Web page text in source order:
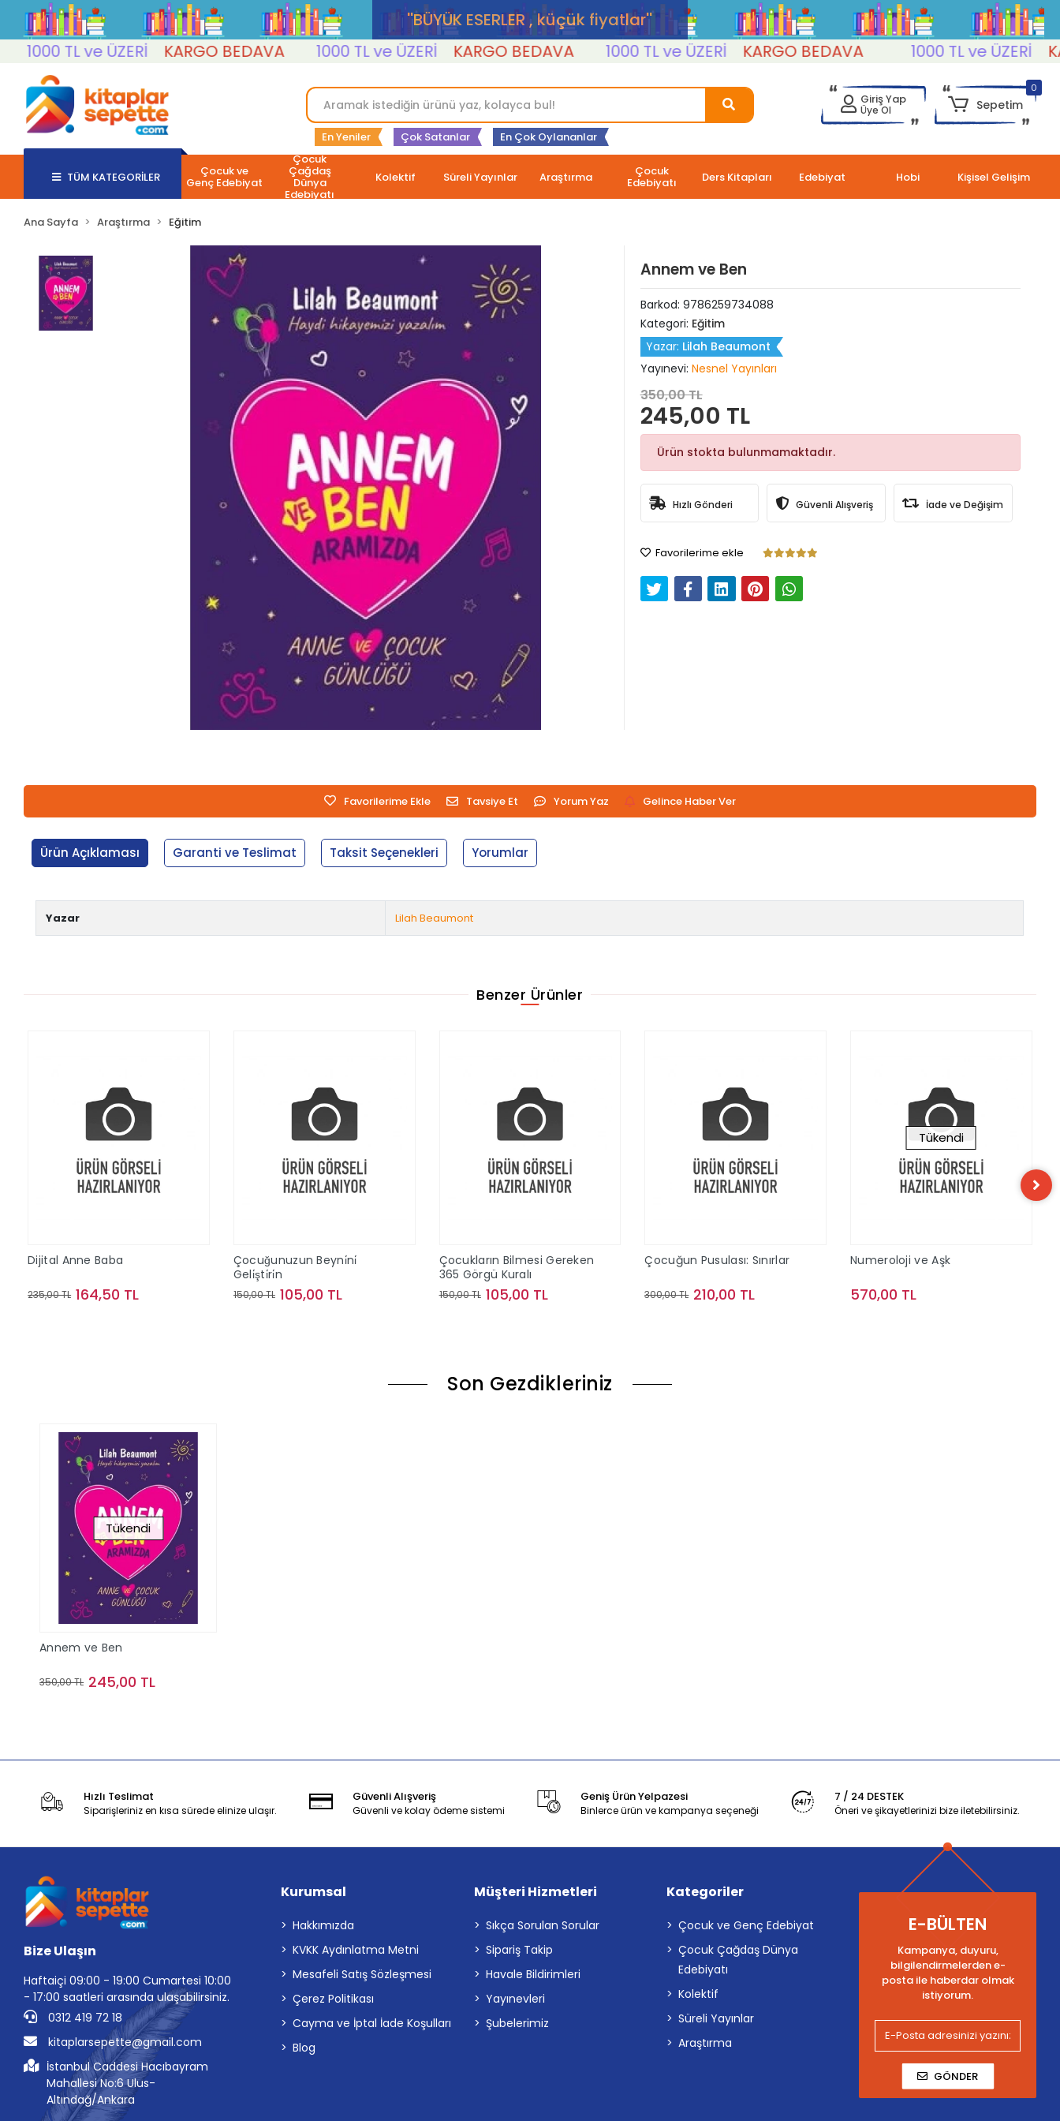
''BÜYÜK ESERLER , küçük fiyatlar''
TL ve ÜZERİ
KARGO BEDAVA 1000 TL ve ÜZERİ KARGO BEDAVA 1000 TL ve ÜZERİ KARGO BEDAVA 1000 TL ve ÜZERİ
En Yeniler Çok Satanlar En Çok Oylananlar
Giriş Yap
Üye Ol
0
Sepetim
TÜM KATEGORİLER Çocuk ve
Genç Edebiyat
Çocuk
Çağdaş
Dünya
Edebiyatı
Kolektif Süreli Yayınlar Araştırma Çocuk
Edebiyatı Ders Kitapları Edebiyat Hobi Kişisel Gelişim
Ana Sayfa Araştırma Eğitim
Annem ve Ben
Barkod: 9786259734088
Kategori: Eğitim
Yazar: Lilah Beaumont
Yayınevi: Nesnel Yayınları
350,00 TL
245,00 TL
Ürün stokta bulunmamaktadır.
Hızlı Gönderi Güvenli Alışveriş İade ve Değişim
Favorilerime ekle
Favorilerime Ekle Tavsiye Et Yorum Yaz Gelince Haber Ver
Ürün Açıklaması Garanti ve Teslimat Taksit Seçenekleri Yorumlar
Yazar Lilah Beaumont
Benzer Ürünler
Dijital Anne Baba
235,00 TL 164,50 TL
Çocuğunuzun Beyni̇ni̇
Geli̇şti̇ri̇n
150,00 TL 105,00 TL
Çocukların Bilmesi Gereken
365 Görgü Kuralı
150,00 TL 105,00 TL
Çocuğun Pusulası: Sınırlar
300,00 TL 210,00 TL
Tükendi
Numeroloji ve Aşk
570,00 TL
Son Gezdikleriniz
Tükendi
Annem ve Ben
350,00 TL 245,00 TL
Hızlı Teslimat
Siparişleriniz en kısa sürede elinize ulaşır.
Güvenli Alışveriş
Güvenli ve kolay ödeme sistemi
Geniş Ürün Yelpazesi
Binlerce ürün ve kampanya seçeneği
7 / 24 DESTEK
Öneri ve şikayetlerinizi bize iletebilirsiniz.
Bize Ulaşın
Haftaiçi 09:00 - 19:00 Cumartesi 10:00
- 17:00 saatleri arasında ulaşabilirsiniz.
0312 419 72 18
kitaplarsepette@gmail.com
İstanbul Caddesi Hacıbayram
Mahallesi No:6 Ulus-
Altındağ/Ankara
Kurumsal
Hakkımızda
KVKK Aydınlatma Metni
Mesafeli Satış Sözleşmesi
Çerez Politikası
Cayma ve İptal İade Koşulları
Blog
Müşteri Hizmetleri
Sıkça Sorulan Sorular
Sipariş Takip
Havale Bildirimleri
Yayınevleri
Şubelerimiz
Kategoriler
Çocuk ve Genç Edebiyat
Çocuk Çağdaş Dünya
Edebiyatı
Kolektif
Süreli Yayınlar
Araştırma
E-BÜLTEN
Kampanya, duyuru,
bilgilendirmelerden e-
posta ile haberdar olmak
istiyorum.
GÖNDER